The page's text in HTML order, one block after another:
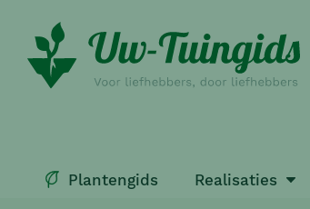
Plantengids Realisaties